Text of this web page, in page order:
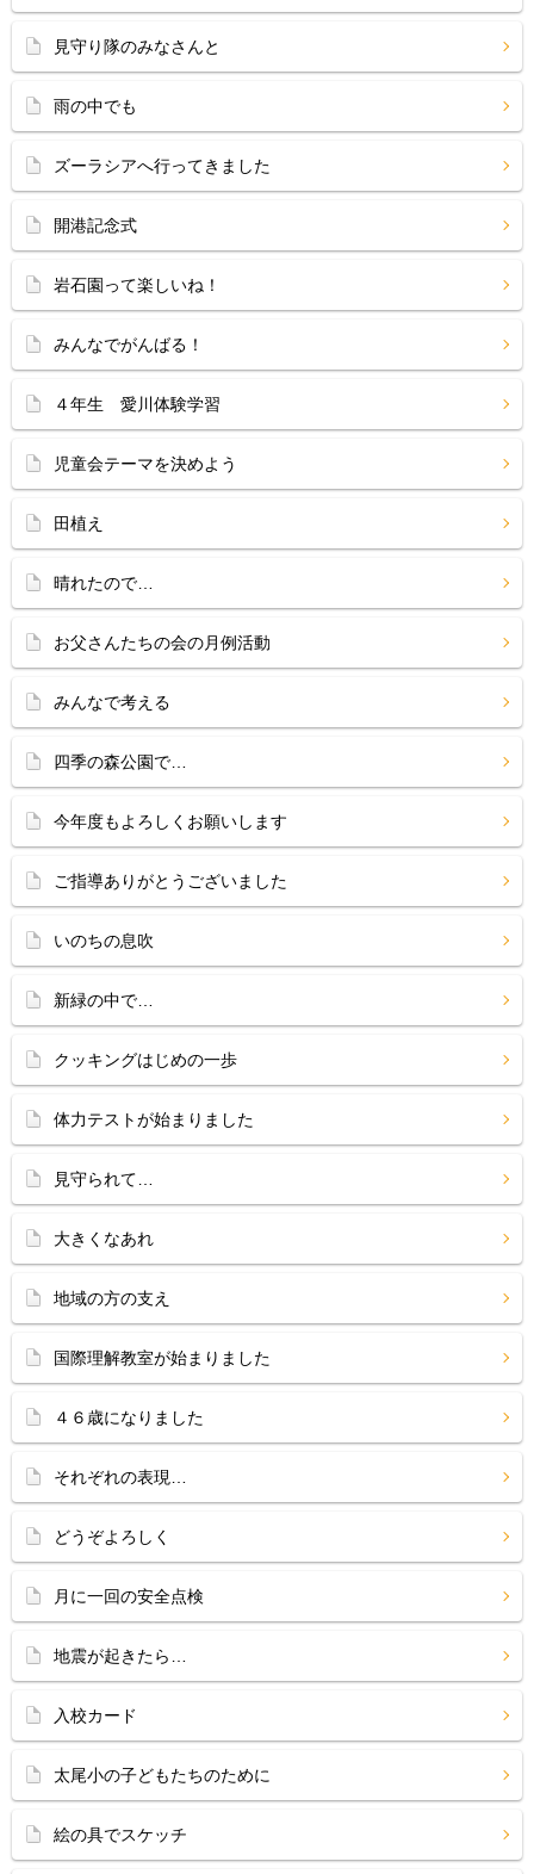
見守り隊のみなさんと
雨の中でも
ズーラシアへ行ってきました
開港記念式
岩石園って楽しいね！
みんなでがんばる！
４年生 愛川体験学習
児童会テーマを決めよう
田植え
晴れたので…
お父さんたちの会の月例活動
みんなで考える
四季の森公園で…
今年度もよろしくお願いします
ご指導ありがとうございました
いのちの息吹
新緑の中で…
クッキングはじめの一歩
体力テストが始まりました
見守られて…
大きくなあれ
地域の方の支え
国際理解教室が始まりました
４６歳になりました
それぞれの表現…
どうぞよろしく
月に一回の安全点検
地震が起きたら…
入校カード
太尾小の子どもたちのために
絵の具でスケッチ